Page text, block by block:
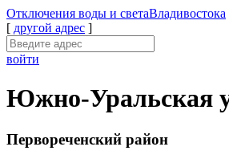
Отключения воды и светаВладивостока
[ другой адрес ]
войти
Южно-Уральская
Первореченский район